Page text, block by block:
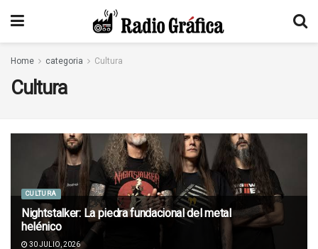
Home categoria Cultura
Cultura
CULTURA
Nightstalker: La piedra fundacional del metal
helénico
30 JULIO, 2026